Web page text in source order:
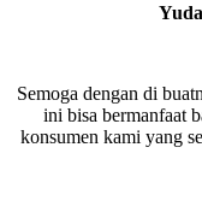
Semoga dengan di
ini bisa bermanfaat
konsumen kami yang